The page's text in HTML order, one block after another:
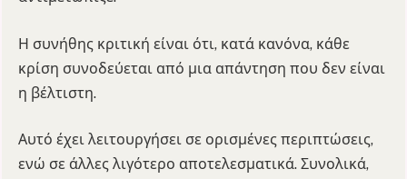
Η συνήθης κριτική είναι ότι, κατά κανόνα, κάθε
κρίση συνοδεύεται από μια απάντηση που δεν είναι
η βέλτιστη.
Αυτό έχει λειτουργήσει σε ορισμένες περιπτώσεις,
ενώ σε άλλες λιγότερο αποτελεσματικά. Συνολικά,